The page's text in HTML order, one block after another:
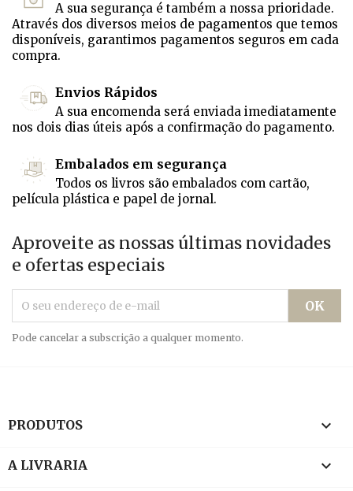
A sua segurança é também a nossa prioridade.
Através dos diversos meios de pagamentos que temos
disponíveis, garantimos pagamentos seguros em cada
compra.
Envios Rápidos
A sua encomenda será enviada imediatamente
nos dois dias úteis após a confirmação do pagamento.
Embalados em segurança
Todos os livros são embalados com cartão,
película plástica e papel de jornal.
Aproveite as nossas últimas novidades
e ofertas especiais
Pode cancelar a subscrição a qualquer momento.
PRODUTOS 
A LIVRARIA 